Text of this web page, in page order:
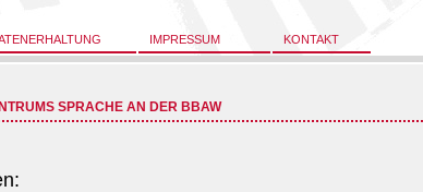
IMPRESSUM KONTAKT
SPRACHE AN DER BBAW